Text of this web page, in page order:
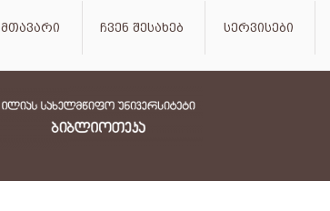
მთავარი ჩვენ შესახებ სერვისები